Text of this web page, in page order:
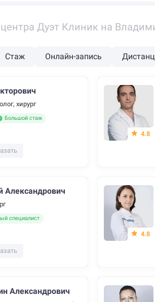
Дуэт Клиник на
Стаж Онлайн-запись
хирург
Большой стаж
4.8
Александрович
специалист
4.8
Александрович